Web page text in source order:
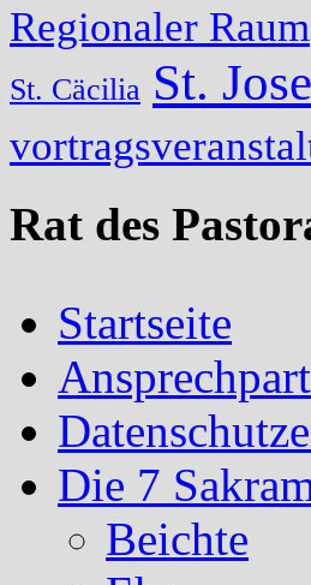
Regionaler Raum
St. Cäcilia St.
Rat des
Startseite
Die 7
Beichte